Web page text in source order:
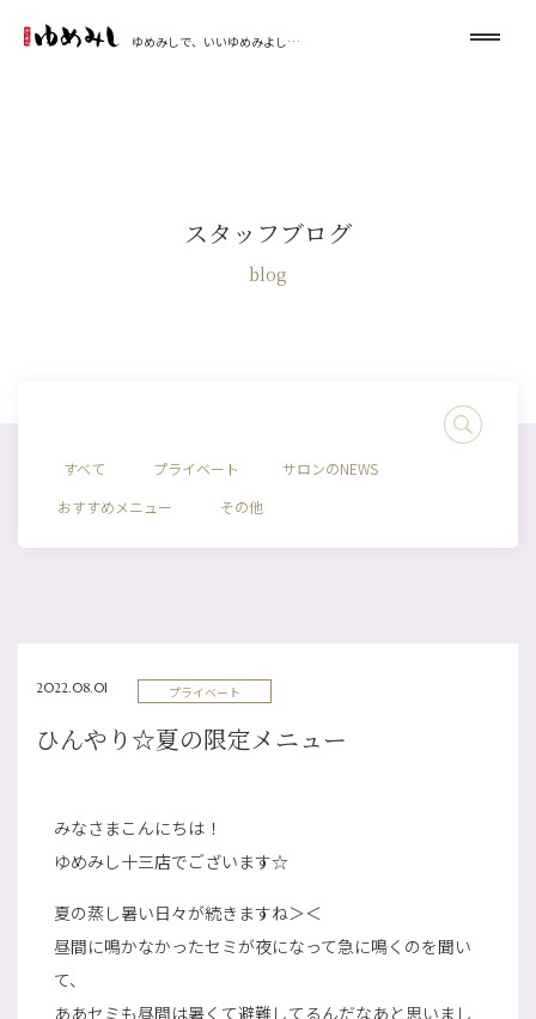
ゆめみしで、いいゆめみよし…
スタッフブログ
blog
すべて プライベート
サロンのNEWS
おすすめメニュー
その他
2022.08.01 プライベート
ひんやり☆夏の限定メニュー
みなさまこんにちは！
ゆめみし十三店でございます☆
夏の蒸し暑い日々が続きますね＞＜
昼間に鳴かなかったセミが夜になって急に鳴くのを聞い
て、
ああセミも昼間は暑くて避難してるんだなあと思いまし